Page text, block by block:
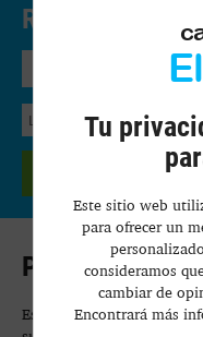
Reserva Aquí.
Política de
Este texto legal le da
Tu
Este sitio web
para ofrecer un
consideramos
cambiar de
Encontrará más